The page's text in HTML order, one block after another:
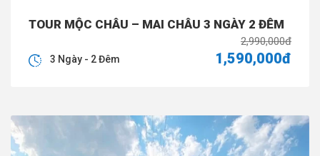
TOUR MỘC CHÂU – MAI CHÂU 3 NGÀY 2 ĐÊM
2,990,000đ
1,590,000đ
3 Ngày - 2 Đêm